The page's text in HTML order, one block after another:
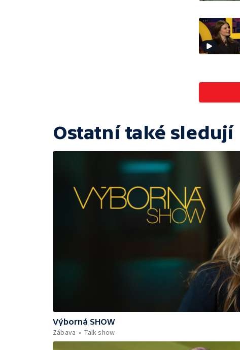
Ostatní také sledují
Výborná SHOW
Zábava
Talk show